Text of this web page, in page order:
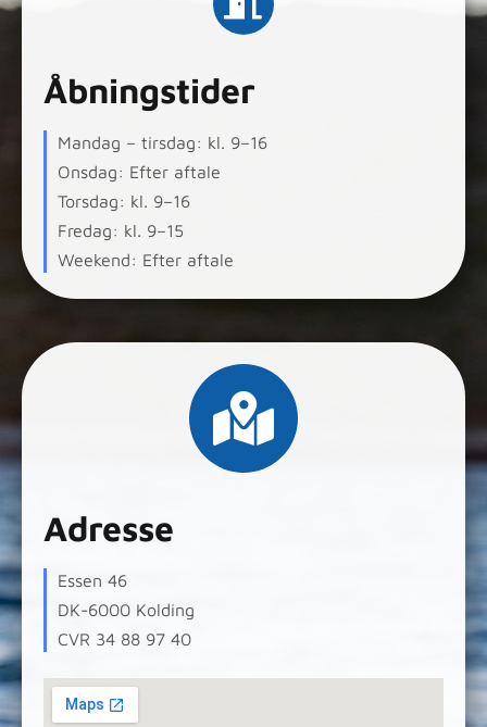
Åbningstider
Mandag – tirsdag: kl. 9–16
Onsdag: Efter aftale
Torsdag: kl. 9–16
Fredag: kl. 9–15
Weekend: Efter aftale
Adresse
Essen 46
DK-6000 Kolding
CVR 34 88 97 40